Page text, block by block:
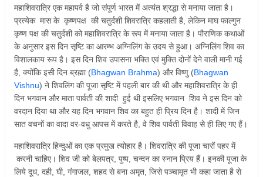
महाशिवरात्रि एक महापर्व है जो संपूर्ण भारत में अत्यंत श्रद्धा से मनाया जाता है।
प्रत्येक मास के कृष्णपक्ष की चतुर्दशी शिवरात्रि कहलाती है, लेकिन माघ फाल्गुन
कृष्ण पक्ष की चतुर्दशी को महाशिवरात्रि के रूप में मनाया जाता है। पौराणिक कथाओं
के अनुसार इस दिन सृष्टि का आरम्भ अग्निलिंग के उदय से हुआ। अग्निलिंग शिव का
विशालकाय रूप है। इस दिन शिव उपासना भक्ति एवं मुक्ति दोनों देने वाली मानी गई
है, क्योंकि इसी दिन ब्रह्मा (Bhagwan Brahma) और विष्णु (Bhagwan
Vishnu) ने शिवलिंग की पूजा सृष्टि में पहली बार की थी और महाशिवरात्रि के ही
दिन भगवान और माता पार्वती की शादी हुई थी इसलिए भगवान शिव ने इस दिन को
वरदान दिया था और यह दिन भगवान शिव का बहुत ही प्रिय दिन है। शादी में जिन
सात वचनों का वादा वर-वधु आपस में करते है, वे शिव पार्वती विवाह से ही लिए गए हैं।
महाशिवरात्रि हिन्दुओं का एक प्रमुख त्योहार है। शिवरात्रि की पूजा चारों पहर में
करनी चाहिए। शिव जी को बेलपत्र, पुष्प, चन्दन का स्नान प्रिय हैं। इनकी पूजा के
लिये दूध, दही, घी, गंगाजल, शहद से बना अमृत, जिसे पञ्चामृत भी कहा जाता है से